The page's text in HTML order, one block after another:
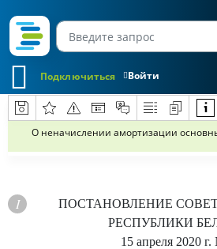
Войти
Подключиться
О неначислении амортизации
ПОСТАНОВЛЕНИЕ
РЕСПУБЛИКИ
15 апреля 2020 г.